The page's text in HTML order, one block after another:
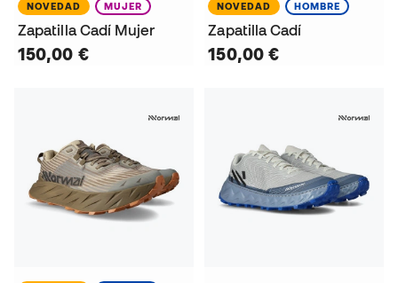
NOVEDAD MUJER
Zapatilla Cadí Mujer
150,00 €
NOVEDAD HOMBRE
Zapatilla Cadí
150,00 €